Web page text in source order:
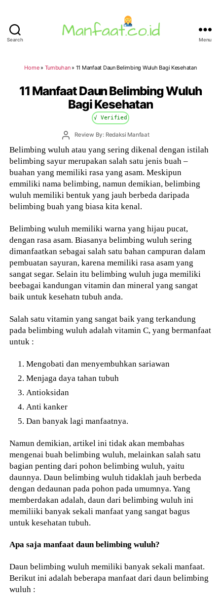
Search Menu
Home» Tumbuhan» 11 Manfaat Daun Belimbing Wuluh Bagi Kesehatan
11 Manfaat Daun Belimbing Wuluh
Bagi Kesehatan
√ Verified
PostReview By: Redaksi Manfaat
Belimbing wuluh atau yang sering dikenal dengan istilah
belimbing sayur merupakan salah satu jenis buah –
buahan yang memiliki rasa yang asam. Meskipun
emmiliki nama belimbing, namun demikian, belimbing
wuluh memiliki bentuk yang jauh berbeda daripada
belimbing buah yang biasa kita kenal.
Belimbing wuluh memiliki warna yang hijau pucat,
dengan rasa asam. Biasanya belimbing wuluh sering
dimanfaatkan sebagai salah satu bahan campuran dalam
pembuatan sayuran, karena memiliki rasa asam yang
sangat segar. Selain itu belimbing wuluh juga memiliki
beebagai kandungan vitamin dan mineral yang sangat
baik untuk kesehatn tubuh anda.
Salah satu vitamin yang sangat baik yang terkandung
pada belimbing wuluh adalah vitamin C, yang bermanfaat
untuk :
Mengobati dan menyembuhkan sariawan
Menjaga daya tahan tubuh
Antioksidan
Anti kanker
Dan banyak lagi manfaatnya.
Namun demikian, artikel ini tidak akan membahas
mengenai buah belimbing wuluh, melainkan salah satu
bagian penting dari pohon belimbing wuluh, yaitu
daunnya. Daun belimbing wuluh tidaklah jauh berbeda
dengan dedaunan pada pohon pada umumnya. Yang
memberdakan adalah, daun dari belimbing wuluh ini
memiliiki banyak sekali manfaat yang sangat bagus
untuk kesehatan tubuh.
Apa saja manfaat daun belimbing wuluh?
Daun belimbing wuluh memiliki banyak sekali manfaat.
Berikut ini adalah beberapa manfaat dari daun belimbing
wuluh :